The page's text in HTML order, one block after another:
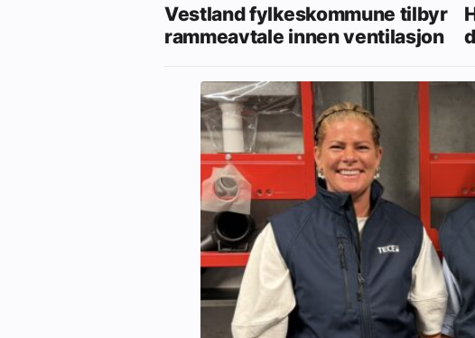
Vestland fylkeskommune tilbyr
rammeavtale innen ventilasjon